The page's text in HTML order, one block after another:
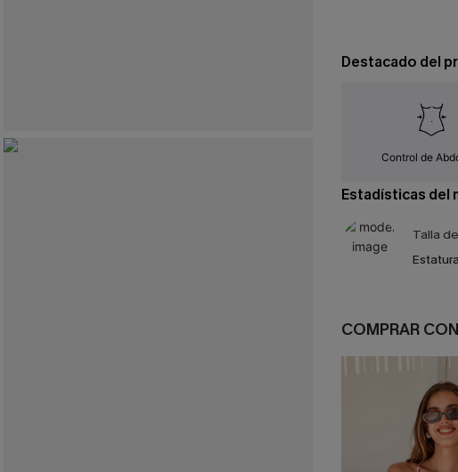
Destacado del
Control de
Estadísticas del
Talla
COMPRAR